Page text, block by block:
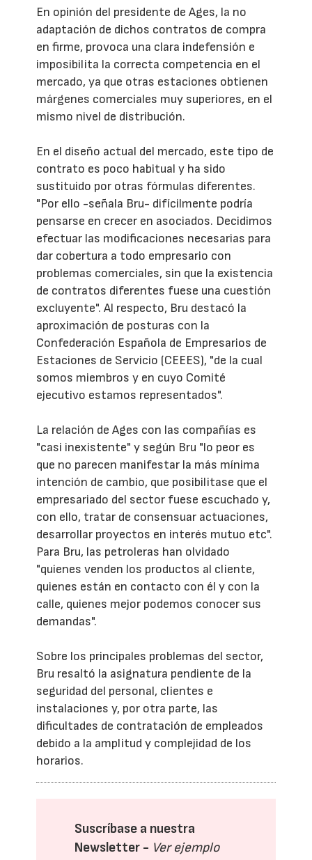
En opinión del presidente de Ages, la no
adaptación de dichos contratos de compra
en firme, provoca una clara indefensión e
imposibilita la correcta competencia en el
mercado, ya que otras estaciones obtienen
márgenes comerciales muy superiores, en el
mismo nivel de distribución.
En el diseño actual del mercado, este tipo de
contrato es poco habitual y ha sido
sustituido por otras fórmulas diferentes.
"Por ello -señala Bru- difícilmente podría
pensarse en crecer en asociados. Decidimos
efectuar las modificaciones necesarias para
dar cobertura a todo empresario con
problemas comerciales, sin que la existencia
de contratos diferentes fuese una cuestión
excluyente". Al respecto, Bru destacó la
aproximación de posturas con la
Confederación Española de Empresarios de
Estaciones de Servicio (CEEES), "de la cual
somos miembros y en cuyo Comité
ejecutivo estamos representados".
La relación de Ages con las compañías es
"casi inexistente" y según Bru "lo peor es
que no parecen manifestar la más mínima
intención de cambio, que posibilitase que el
empresariado del sector fuese escuchado y,
con ello, tratar de consensuar actuaciones,
desarrollar proyectos en interés mutuo etc".
Para Bru, las petroleras han olvidado
"quienes venden los productos al cliente,
quienes están en contacto con él y con la
calle, quienes mejor podemos conocer sus
demandas".
Sobre los principales problemas del sector,
Bru resaltó la asignatura pendiente de la
seguridad del personal, clientes e
instalaciones y, por otra parte, las
dificultades de contratación de empleados
debido a la amplitud y complejidad de los
horarios.
Suscríbase a nuestra
Newsletter - Ver ejemplo